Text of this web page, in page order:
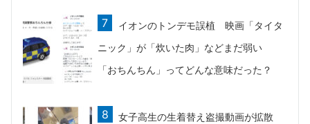
イオンのトンデモ誤植 映画「タイタ
ニック」が「炊いた肉」などまだ弱い
「おちんちん」ってどんな意味だった？
女子高生の生着替え盗撮動画が拡散